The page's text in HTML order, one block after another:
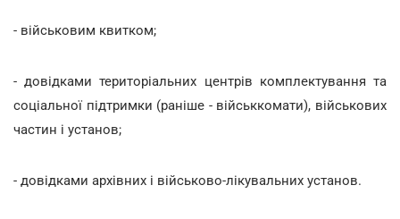
- військовим квитком;
- довідками територіальних центрів комплектування та
соціальної підтримки (раніше - військкомати), військових
частин і установ;
- довідками архівних і військово-лікувальних установ.